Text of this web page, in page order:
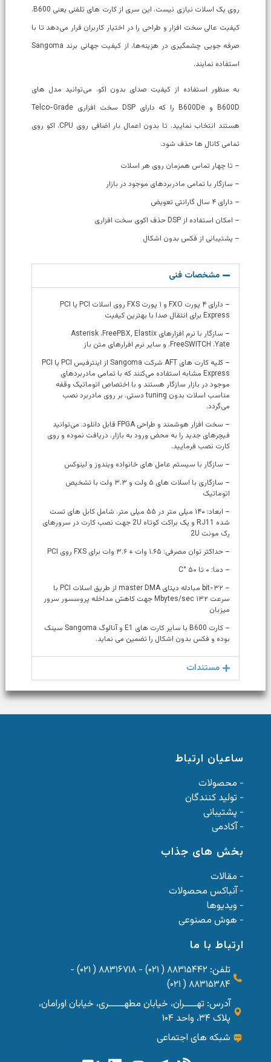
روی یک اسلات نیازی نیست، این سری از کارت های تلفنی یعنی B600،
کیفیت عالی سخت افزار و طراحی را در اختیار کاربران قرار می‌دهد تا با
صرفه جویی چشمگیری در هزینه‌ها، از کیفیت جهانی برند Sangoma
استفاده نمایند.
به منظور استفاده از کیفیت صدای بدون اکو، می‌توانید مدل های
B600D و B600De را که دارای DSP سخت افزاری Telco-Grade
هستند انتخاب نمایید، تا بدون اعمال بار اضافی روی CPU، اکو روی
تمامی کانال ها حذف شود.
– تا چهار تماس همزمان روی هر اسلات
– سازگار با تمامی مادربردهای موجود در بازار
– دارای ۴ سال گارانتی تعویض
– امکان استفاده از DSP حذف اکوی سخت افزاری
– پشتیبانی از فکس بدون اشکال
مشخصات فنی
– دارای ۴ پورت FXO و ۱ پورت FXS روی اسلات PCI یا PCI
Express برای انتقال صدا با بهترین کیفیت
– سازگار با نرم افزارهای Asterisk ،FreePBX, Elastix
،FreeSWITCH ،Yate و سایر نرم افرارهای متن باز
– کلیه کارت های AFT شرکت Sangoma از اینترفیس PCI یا PCI
Express مشابه استفاده می‌کنند که با تمامی مادربردهای
موجود در بازار سازگار هستند و با اختصاص اتوماتیک وقفه
مناسب اسلات بدون tuning دستی، بر روی مادربرد نصب
می‌گردد.
– سخت افزار هوشمند و طراحی FPGA قابل دانلود. می‌توانید
فیچرهای جدید را به محض ورود به بازار، دریافت نموده و روی
کارت نصب فرمایید.
– سازگار با سیستم عامل های خانواده ویندوز و لینوکس
– سازگاری با اسلات های ۵ ولت و ۳.۳ ولت با تشخیص
اتوماتیک
– ابعاد: ۱۴۰ میلی متر در ۵۵ میلی متر. شامل کابل های تست
شده RJ11 و یک براکت کوتاه 2U جهت نصب کارت در سرورهای
رک مونت 2U
– حداکثر توان مصرفی: ۱.۶۵ وات + ۳.۶ وات برای FXS روی PCI
– دما: ۰ تا ۵۰ °C
– ۳۲-bit مبادله دیتای master DMA از طریق اسلات PCI با
سرعت ۱۳۲ Mbytes/sec جهت کاهش مداخله پروسسور سرور
میزبان
– کارت B600 با سایر کارت های E1 و آنالوگ Sangoma سینک
بوده و فکس بدون اشکال را تضمین می نماید.
مستندات
ساعیان ارتباط
- محصولات
- تولید کنندگان
- پشتیبانی
- آکادمی
بخش های جذاب
- مقالات
- آنباکس محصولات
- ویدیوها
- هوش مصنوعی
ارتباط با ما
تلفن: ۸۸۳۱۵۴۴۲ ( ۰۲۱) - ۸۸۳۱۶۷۱۸ ( ۰۲۱) -
۸۸۳۱۵۳۸۴ ( ۰۲۱)
آدرس: تهــــران، خیابان مطهـــــری، خیابان اورامان،
پلاک ۳۴، واحد ۱۰۴
شبکه های اجتماعی